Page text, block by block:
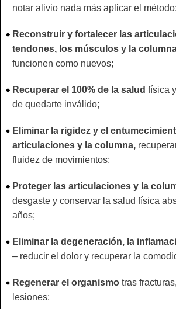
notar alivio nada más aplicar el método;
Reconstruir y fortalecer las
tendones, los músculos y la
funcionen como nuevos;
Recuperar el 100% de la salud física
de quedarte inválido;
Eliminar la rigidez y el
articulaciones y la columna,
fluidez de movimientos;
Proteger las articulaciones y la
desgaste y conservar la salud física
años;
Eliminar la degeneración, la
– reducir el dolor y recuperar la
Regenerar el organismo tras
lesiones;